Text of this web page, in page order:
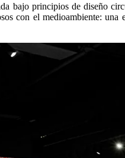
bajo principios de diseño
con el medioambiente: